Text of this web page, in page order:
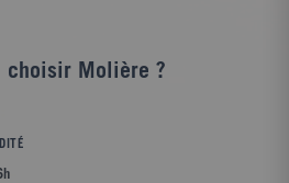
choisir Molière ?